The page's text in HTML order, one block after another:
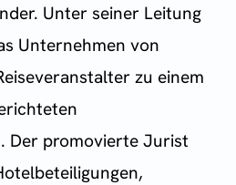
Unter seiner Leitung
Unternehmen von
zu einem
Der promovierte Jurist